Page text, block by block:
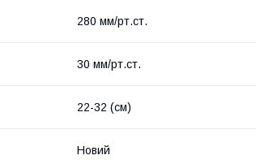
280 мм/рт.ст.
30 мм/рт.ст.
22-32 (см)
Новий